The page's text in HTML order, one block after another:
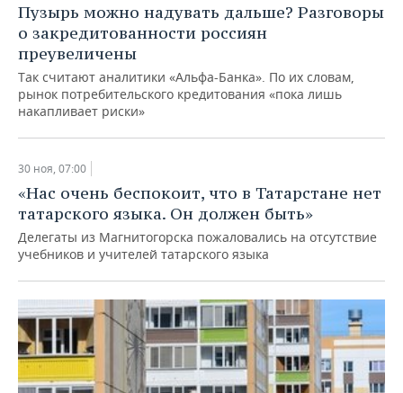
Пузырь можно надувать дальше? Разговоры
о закредитованности россиян
преувеличены
Так считают аналитики «Альфа-Банка». По их словам,
рынок потребительского кредитования «пока лишь
накапливает риски»
30 ноя, 07:00
«Нас очень беспокоит, что в Татарстане нет
татарского языка. Он должен быть»
Делегаты из Магнитогорска пожаловались на отсутствие
учебников и учителей татарского языка